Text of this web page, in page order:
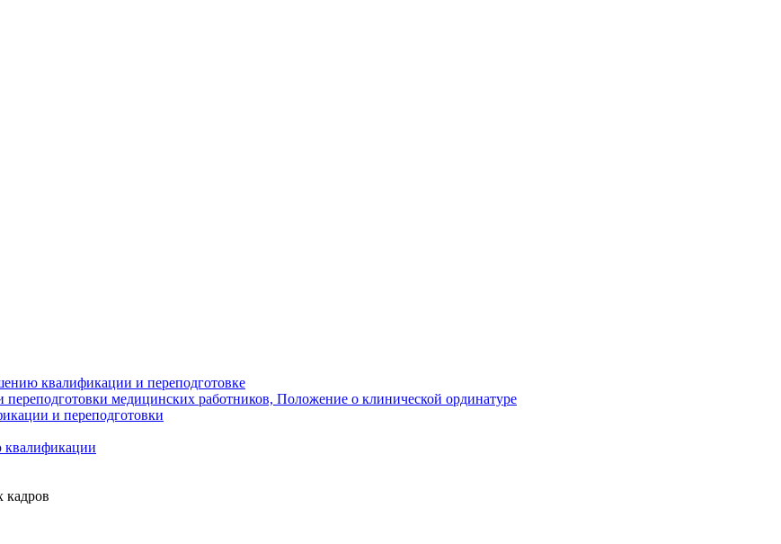
квалификации и переподготовке
медицинских работников, Положение о клинической ординатуре
и переподготовки
кадров